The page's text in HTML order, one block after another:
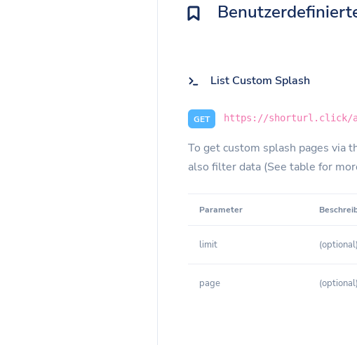
List Custom Splash
GET https://shorturl.click/
To get custom splash pages via
also filter data (See table for
Parameter
limit
page